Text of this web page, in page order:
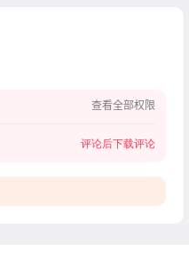
查看全部权限
评论后下载评论